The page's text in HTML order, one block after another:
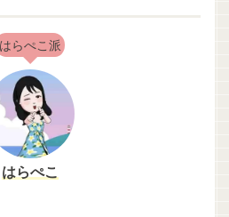
はらぺこ派
はらぺこ